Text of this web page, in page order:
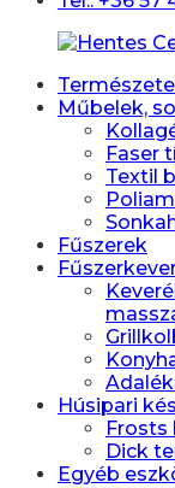
Műbelek,
Faser
Textil
Fűszerek
Húsipari
Frosts
Dick
Egyéb